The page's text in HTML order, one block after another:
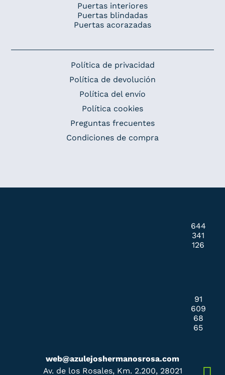
Puertas interiores
Puertas blindadas
Puertas acorazadas
Política de privacidad
Política de devolución
Política del envío
Política cookies
Preguntas frecuentes
Condiciones de compra
644
341
126
91
609
68
65
web@azulejoshermanosrosa.com
Av. de los Rosales, Km. 2.200, 28021